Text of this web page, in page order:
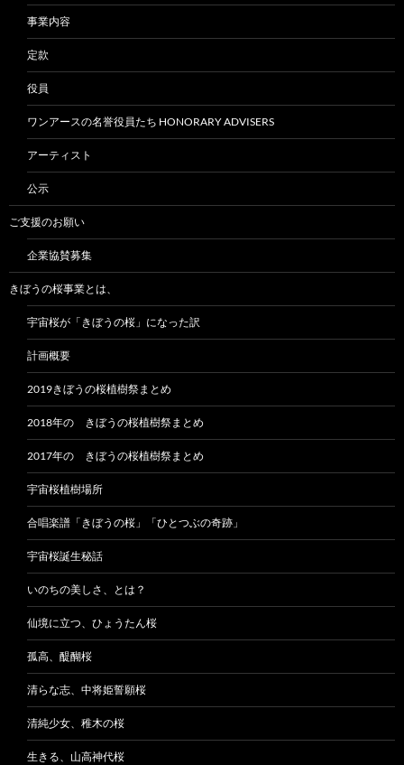
事業内容
定款
役員
ワンアースの名誉役員たち HONORARY ADVISERS
アーティスト
公示
ご支援のお願い
企業協賛募集
きぼうの桜事業とは、
宇宙桜が「きぼうの桜」になった訳
計画概要
2019きぼうの桜植樹祭まとめ
2018年の きぼうの桜植樹祭まとめ
2017年の きぼうの桜植樹祭まとめ
宇宙桜植樹場所
合唱楽譜「きぼうの桜」「ひとつぶの奇跡」
宇宙桜誕生秘話
いのちの美しさ、とは？
仙境に立つ、ひょうたん桜
孤高、醍醐桜
清らな志、中将姫誓願桜
清純少女、稚木の桜
生きる、山高神代桜